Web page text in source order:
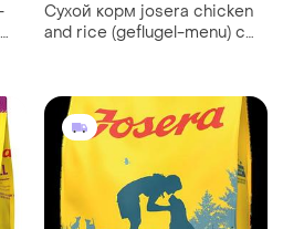
Сухой корм josera chicken
and rice (geflugel-menu) с